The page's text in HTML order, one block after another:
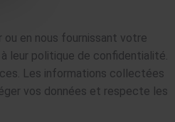
en nous fournissant votre
leur politique de confidentialité.
Les informations collectées
vos données et respecte les